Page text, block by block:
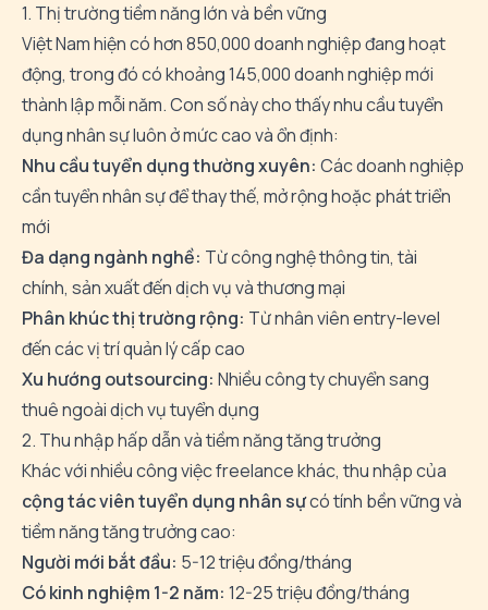
1. Thị trường tiềm năng lớn và bền vững
Việt Nam hiện có hơn 850,000 doanh nghiệp đang hoạt
động, trong đó có khoảng 145,000 doanh nghiệp mới
thành lập mỗi năm. Con số này cho thấy nhu cầu tuyển
dụng nhân sự luôn ở mức cao và ổn định:
Nhu cầu tuyển dụng thường xuyên: Các doanh nghiệp
cần tuyển nhân sự để thay thế, mở rộng hoặc phát triển
mới
Đa dạng ngành nghề: Từ công nghệ thông tin, tài
chính, sản xuất đến dịch vụ và thương mại
Phân khúc thị trường rộng: Từ nhân viên entry-level
đến các vị trí quản lý cấp cao
Xu hướng outsourcing: Nhiều công ty chuyển sang
thuê ngoài dịch vụ tuyển dụng
2. Thu nhập hấp dẫn và tiềm năng tăng trưởng
Khác với nhiều công việc freelance khác, thu nhập của
cộng tác viên tuyển dụng nhân sựcó tính bền vững và
tiềm năng tăng trưởng cao:
Người mới bắt đầu: 5-12 triệu đồng/tháng
Có kinh nghiệm 1-2 năm: 12-25 triệu đồng/tháng